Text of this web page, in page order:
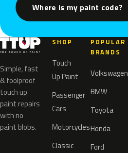
Where is my paint code?
Simple, fast
& foolproof
touch up
paint repairs
with no
paint blobs.
SHOP
Touch
Up Paint
Passenger
Cars
Motorcycles
Classic
POPULAR
BRANDS
Volkswagen
BMW
Toyota
Honda
Ford